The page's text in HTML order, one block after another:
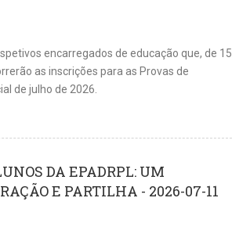
encarregados de educação que, de 15
as inscrições para as Provas de
de julho de 2026.
DA EPADRPL: UM
E PARTILHA - 2026-07-11